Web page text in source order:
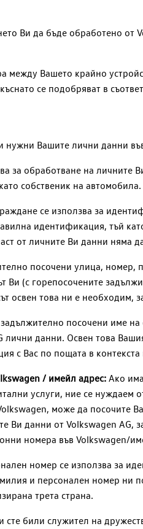
Ви да бъде обработено от
Вашето крайно
се подобряват в
Вашите лични данни
за обработване на личните
собственик на автомобила.
се използва за
идентификация, тъй
от личните Ви данни няма
посочени улица,
Ви (с горепосочените
освен това ни е необходим,
посочени име
лични данни. Освен това
с Вас по пощата в
/ имейл адрес: Ако
услуги, ние се
може да посочите
Ви данни от Volkswagen AG,
номера във Volkswagen/
номер се използва за
и персонален номер ни
трета страна.
сте били служител на